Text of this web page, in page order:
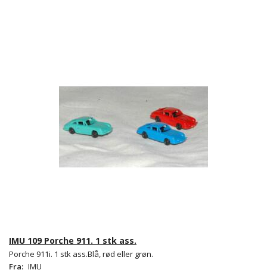
IMU 109 Porche 911. 1 stk ass.
Porche 911i. 1 stk ass.Blå, rød eller grøn.
Fra: IMU